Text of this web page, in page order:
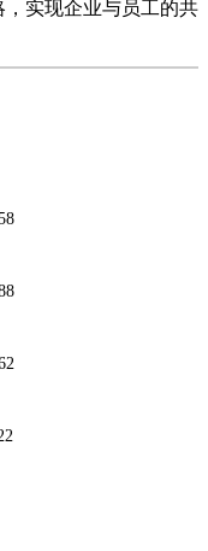
实现企业与员工的共